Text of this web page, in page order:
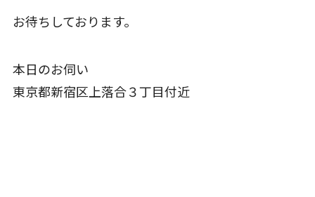
お待ちしております。
本日のお伺い
東京都新宿区上落合３丁目付近